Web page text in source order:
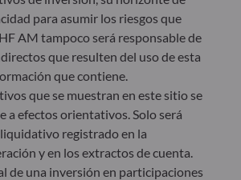
para asumir los riesgos que
AM tampoco será responsable de
que resulten del uso de esta
que contiene.
que se muestran en este sitio se
a efectos orientativos. Solo será
registrado en la
y en los extractos de cuenta.
de una inversión en participaciones